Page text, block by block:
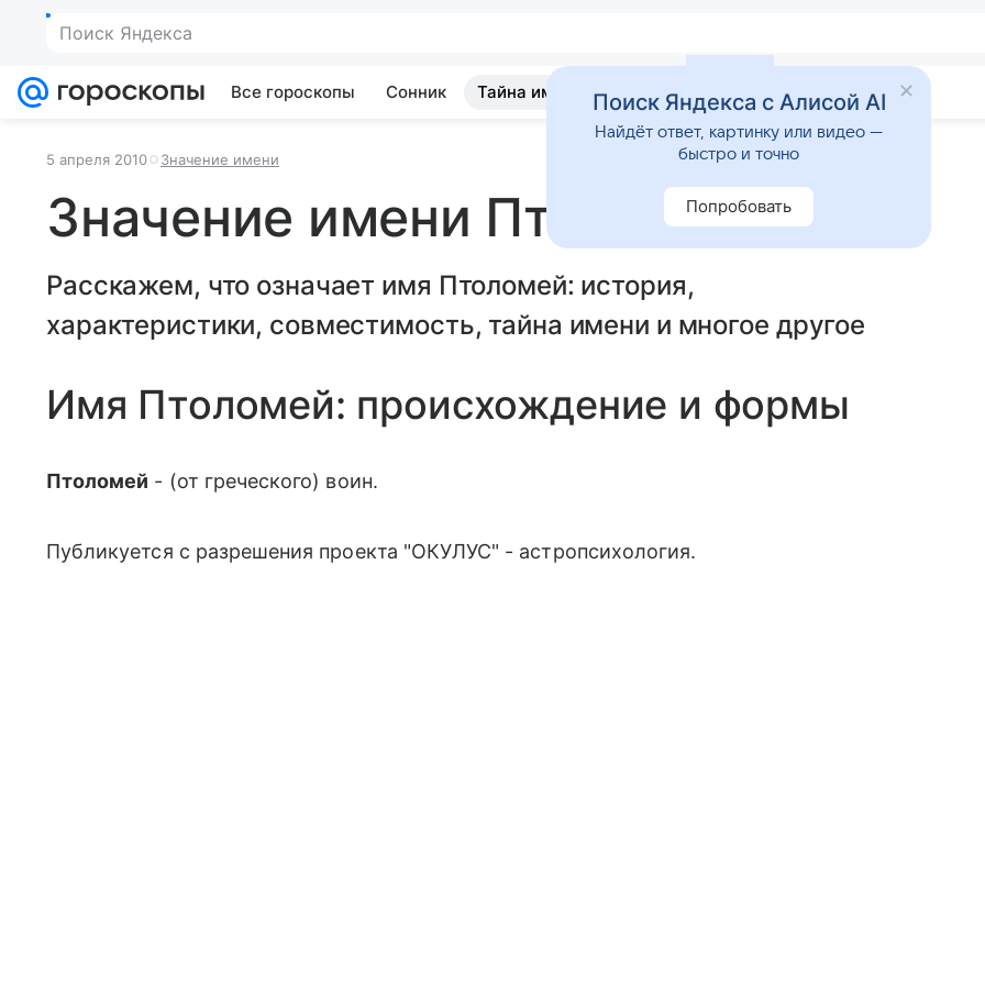
Поиск Яндекса
Все гороскопы Сонник Тайна имени Гадания Приметы
5 апреля 2010 Значение имени
Значение имени Птоломей
Расскажем, что означает имя Птоломей: история,
характеристики, совместимость, тайна имени и многое другое
Имя Птоломей: происхождение и формы
Птоломей - (от греческого) воин.
Публикуется с разрешения проекта "ОКУЛУС" - астропсихология.
Поиск Яндекса с Алисой AI
Найдёт ответ, картинку или видео —
быстро и точно
Попробовать